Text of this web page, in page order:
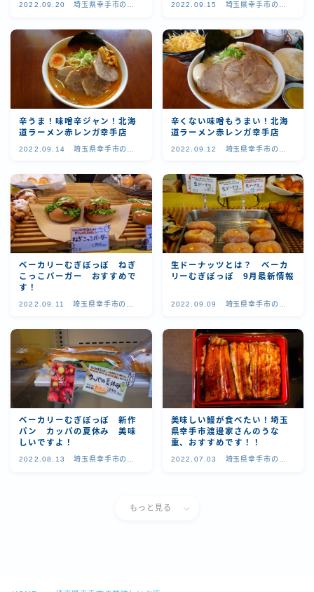
2022.09.20
埼玉県幸手市の美
2022.09.15
埼玉県幸手市の美
辛うま！味噌辛ジャン！北海
道ラーメン赤レンガ幸手店
2022.09.14
埼玉県幸手市の美
辛くない味噌もうまい！北海
道ラーメン赤レンガ幸手店
2022.09.12
埼玉県幸手市の美
ベーカリーむぎぽっぽ ねぎ
こっこバーガー おすすめで
す！
2022.09.11
埼玉県幸手市の美
生ドーナッツとは？ ベーカ
リーむぎぽっぽ 9月最新情報
2022.09.09
埼玉県幸手市の美
ベーカリーむぎぽっぽ 新作
パン カッパの夏休み 美味
しいですよ！
2022.08.13
埼玉県幸手市の美
美味しい鰻が食べたい！埼玉
県幸手市渡邊家さんのうな
重、おすすめです！！
2022.07.03
埼玉県幸手市の美
もっと見る